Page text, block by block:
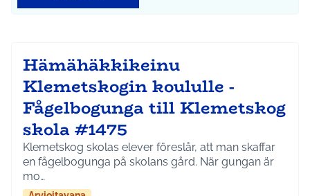
Hämähäkkikeinu
Klemetskogin koululle -
Fågelbogunga till Klemetskog
skola #1475
Klemetskog skolas elever föreslår, att man skaffar
en fågelbogunga på skolans gård. När gungan är
mo…